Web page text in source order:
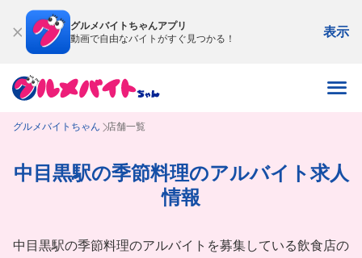
グルメバイトちゃんアプリ
動画で自由なバイトがすぐ見つかる！
表示
グルメバイトちゃん 店舗一覧
中目黒駅の季節料理のアルバイト求人
情報
中目黒駅の季節料理のアルバイトを募集している飲食店の